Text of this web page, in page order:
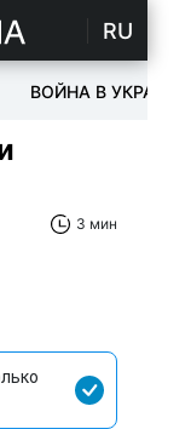
RU
ВОЙНА В УКРАИНЕ
3 мин